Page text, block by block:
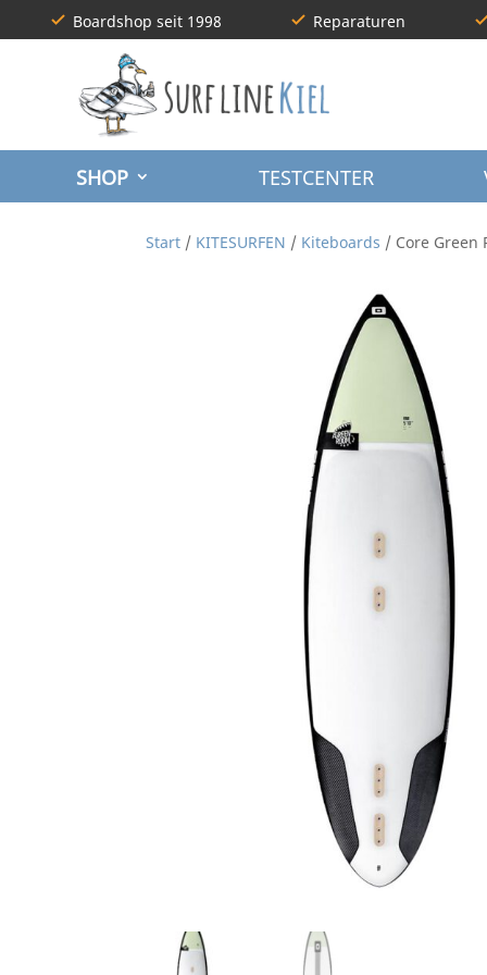
Boardshop seit 1998 Reparaturen
SHOP TESTCENTER
Start / KITESURFEN / Kiteboards / Core Green